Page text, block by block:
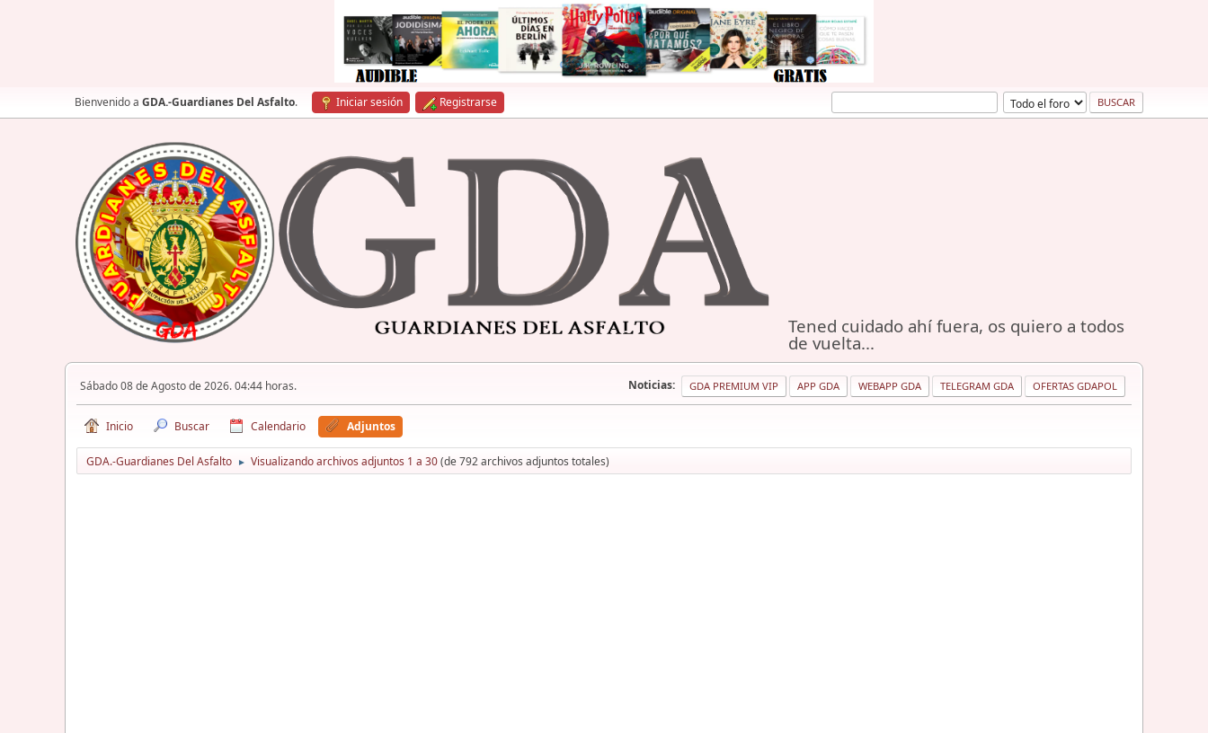
Bienvenido a GDA.-Guardianes Del Asfalto. Iniciar sesión Registrarse
Tened cuidado ahí fuera, os quiero a todos
de vuelta...
Sábado 08 de Agosto de 2026. 04:44 horas. Noticias: GDA PREMIUM VIP APP GDA WEBAPP GDA TELEGRAM GDA OFERTAS GDAPOL
Inicio Buscar Calendario Adjuntos
GDA.-Guardianes Del Asfalto ► Visualizando archivos adjuntos 1 a 30(de 792 archivos adjuntos totales)